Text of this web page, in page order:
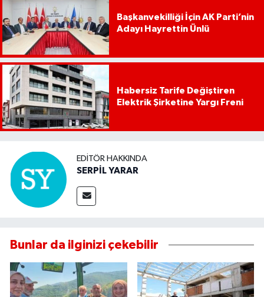
Başkanvekilliği İçin AK Parti’nin
Adayı Hayrettin Ünlü
Habersiz Tarife Değiştiren
Elektrik Şirketine Yargı Freni
EDITÖR HAKKINDA
SERPİL YARAR
Bunlar da ilginizi çekebilir